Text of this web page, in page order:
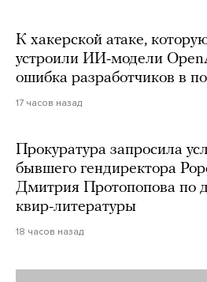
К хакерской атаке,
устроили ИИ-модели
ошибка разработчиков в
17 часов назад
Прокуратура запросила
бывшего гендиректора
Дмитрия Протопопова по
квир-литературы
18 часов назад